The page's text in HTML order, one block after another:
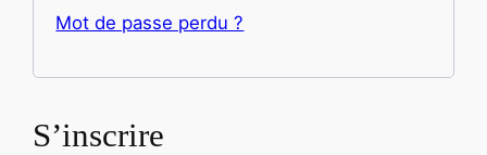
Mot de passe perdu ?
S’inscrire